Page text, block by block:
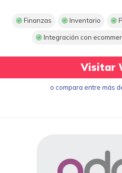
Finanzas Inventario
Integración con
Visitar
o compara entre más